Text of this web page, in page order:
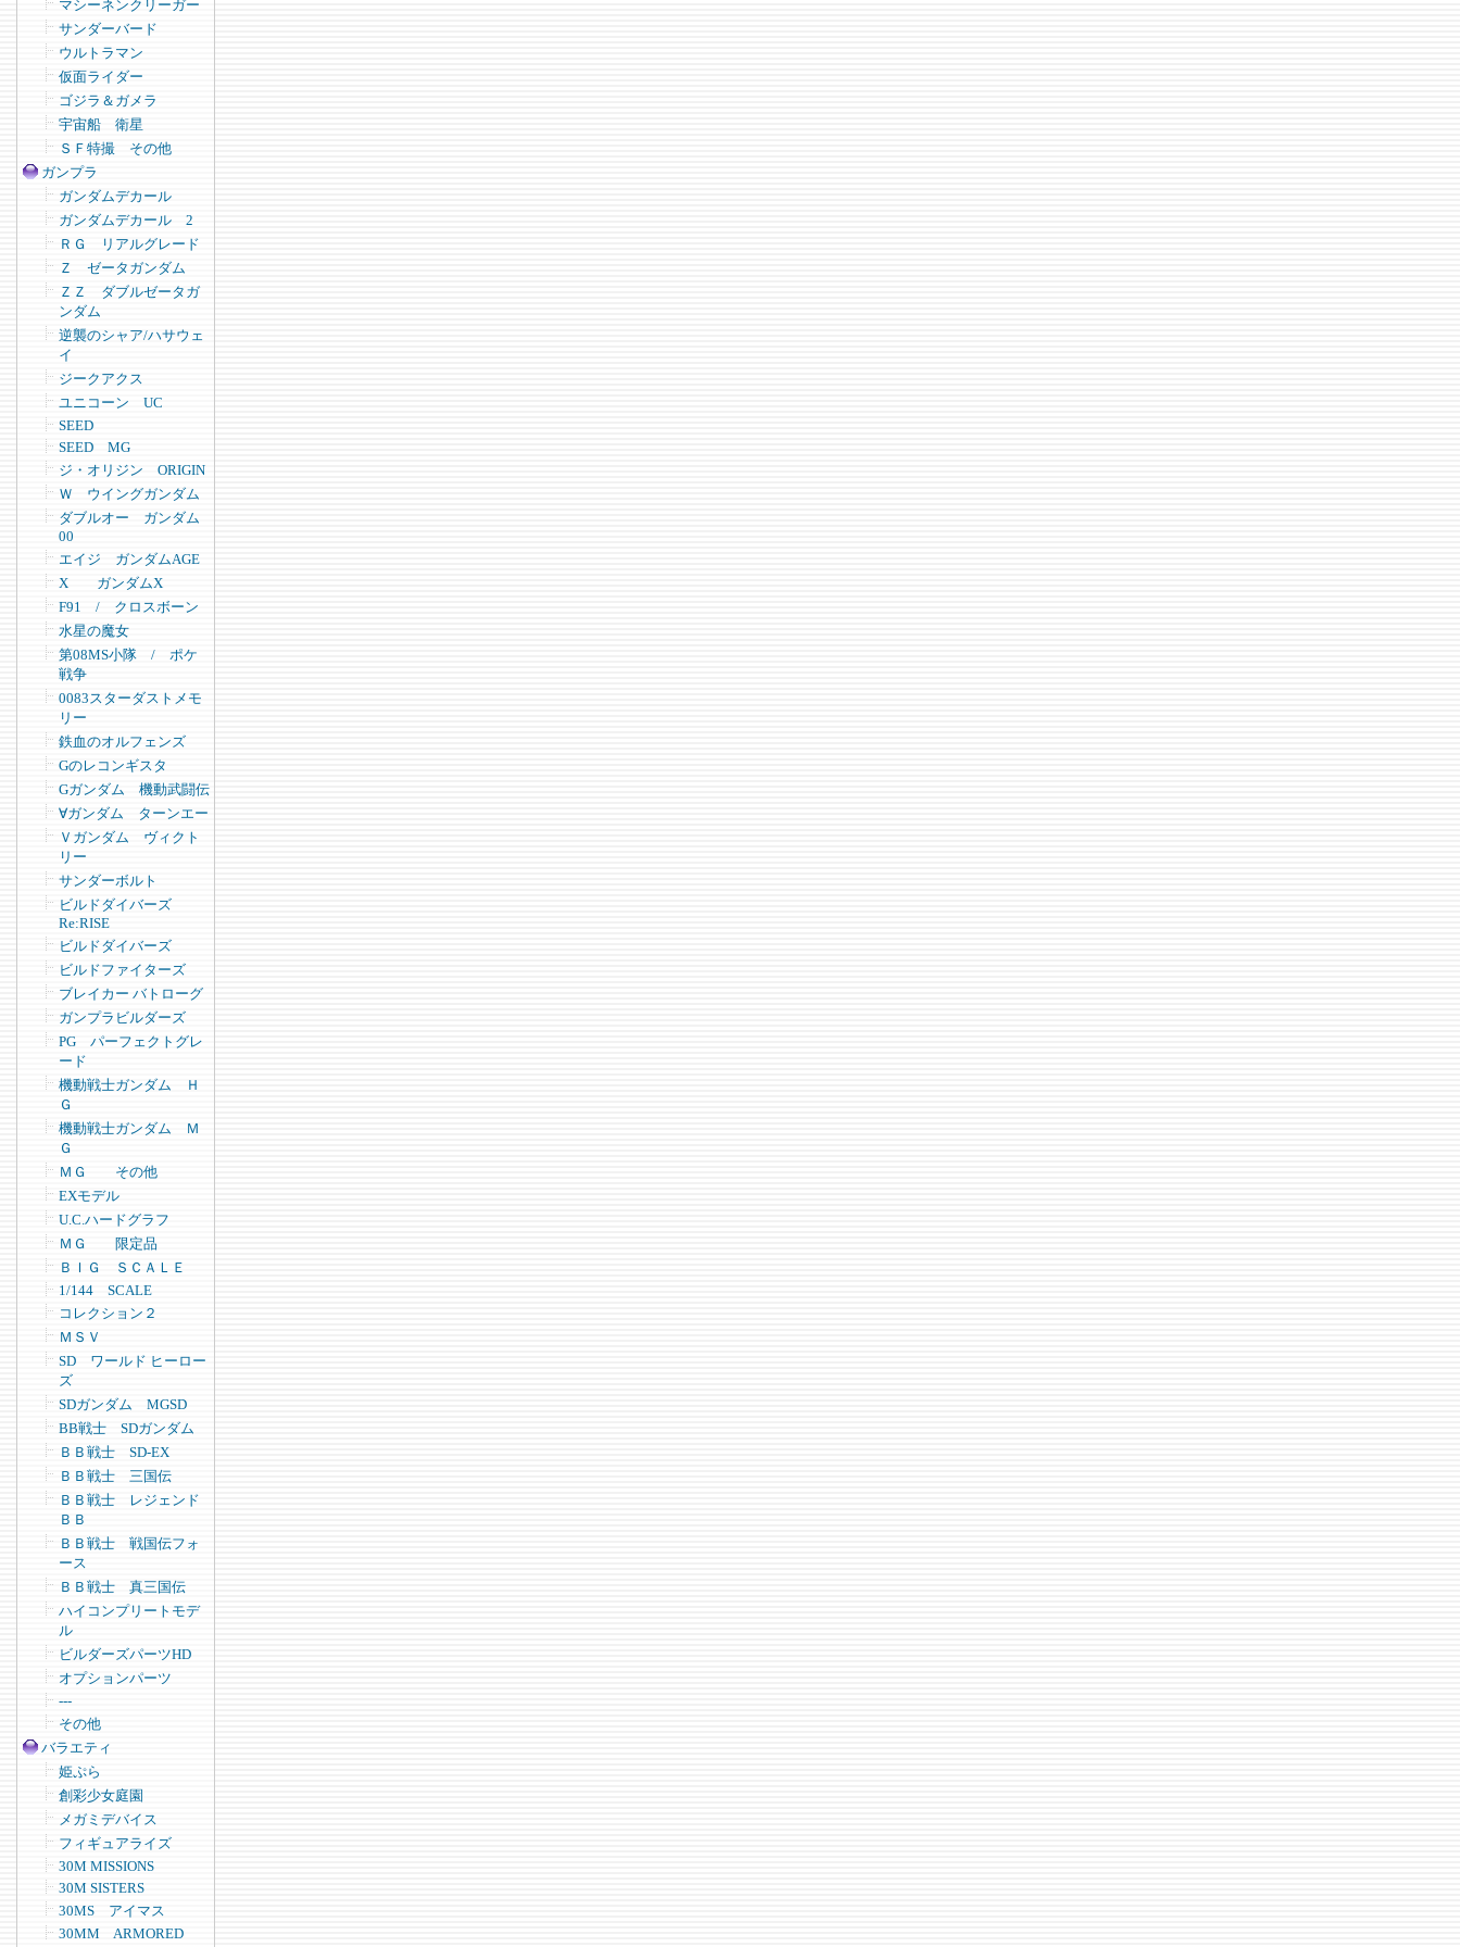
マシーネンクリーガー
サンダーバード
ウルトラマン
仮面ライダー
ゴジラ＆ガメラ
宇宙船 衛星
ＳＦ特撮 その他
ガンプラ
ガンダムデカール
ガンダムデカール 2
ＲＧ リアルグレード
Ｚ ゼータガンダム
ＺＺ ダブルゼータガ
ンダム
逆襲のシャア/ハサウェ
イ
ジークアクス
ユニコーン UC
SEED
SEED MG
ジ・オリジン ORIGIN
Ｗ ウイングガンダム
ダブルオー ガンダム
00
エイジ ガンダムAGE
X ガンダムX
F91 / クロスボーン
水星の魔女
第08MS小隊 / ポケ
戦争
0083スターダストメモ
リー
鉄血のオルフェンズ
Gのレコンギスタ
Gガンダム 機動武闘伝
∀ガンダム ターンエー
Ｖガンダム ヴィクト
リー
サンダーボルト
ビルドダイバーズ
Re:RISE
ビルドダイバーズ
ビルドファイターズ
ブレイカー バトローグ
ガンプラビルダーズ
PG パーフェクトグレ
ード
機動戦士ガンダム Ｈ
Ｇ
機動戦士ガンダム Ｍ
Ｇ
ＭＧ その他
EXモデル
U.C.ハードグラフ
ＭＧ 限定品
ＢＩＧ ＳＣＡＬＥ
1/144 SCALE
コレクション２
ＭＳＶ
SD ワールド ヒーロー
ズ
SDガンダム MGSD
BB戦士 SDガンダム
ＢＢ戦士 SD-EX
ＢＢ戦士 三国伝
ＢＢ戦士 レジェンド
ＢＢ
ＢＢ戦士 戦国伝フォ
ース
ＢＢ戦士 真三国伝
ハイコンプリートモデ
ル
ビルダーズパーツHD
オプションパーツ
---
その他
バラエティ
姫ぷら
創彩少女庭園
メガミデバイス
フィギュアライズ
30M MISSIONS
30M SISTERS
30MS アイマス
30MM ARMORED